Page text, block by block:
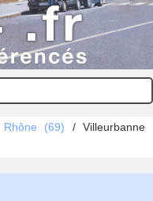
Rhône (69) / Villeurbanne